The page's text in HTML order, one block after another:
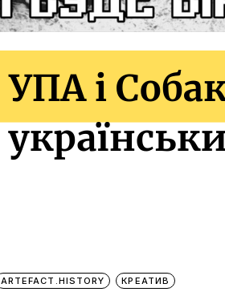
ARTEFACT.HISTORY КРЕАТИВ